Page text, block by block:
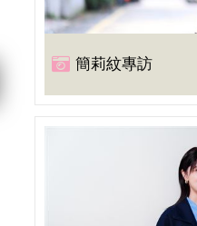
簡莉紋專訪